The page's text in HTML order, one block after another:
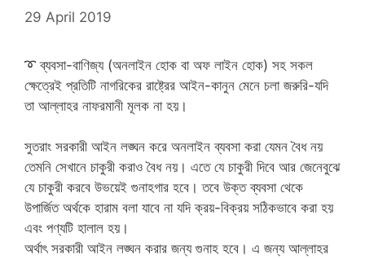
29 April 2019
➰ব্যবসা-বাণিজ্য (অনলাইন হোক বা অফ লাইন হোক) সহ সকল
ক্ষেত্রেই প্রতিটি নাগরিকের রাষ্ট্রের আইন-কানুন মেনে চলা জরুরি-যদি
তা আল্লাহর নাফরমানী মূলক না হয়।
সুতরাং সরকারী আইন লঙ্ঘন করে অনলাইন ব্যবসা করা যেমন বৈধ নয়
তেমনি সেখানে চাকুরী করাও বৈধ নয়। এতে যে চাকুরী দিবে আর জেনেবুঝে
যে চাকুরী করবে উভয়েই গুনাহগার হবে। তবে উক্ত ব্যবসা থেকে
উপার্জিত অর্থকে হারাম বলা যাবে না যদি ক্রয়-বিক্রয় সঠিকভাবে করা হয়
এবং পণ্যটি হালাল হয়।
অর্থাৎ সরকারী আইন লঙ্ঘন করার জন্য গুনাহ হবে। এ জন্য আল্লাহর